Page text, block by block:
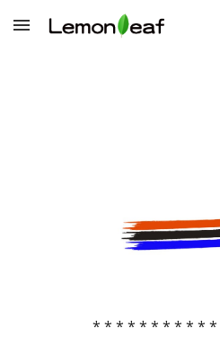
Skip to main content
* * * * * * * * * *